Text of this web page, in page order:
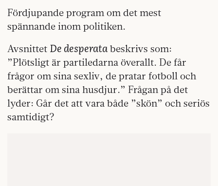
Fördjupande program om det mest
spännande inom politiken.
Avsnittet De desperata beskrivs som:
”Plötsligt är partiledarna överallt. De får
frågor om sina sexliv, de pratar fotboll och
berättar om sina husdjur.” Frågan på det
lyder: Går det att vara både ”skön” och seriös
samtidigt?